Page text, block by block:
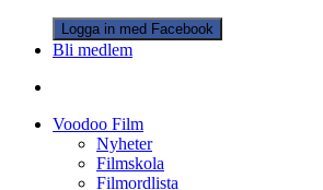
Logga in med Facebook
Bli medlem
Voodoo Film
Nyheter
Filmskola
Filmordlista